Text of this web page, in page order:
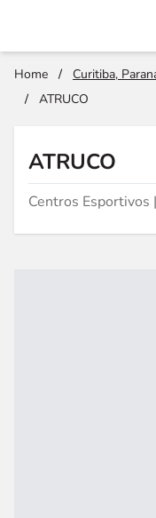
Home / Curitiba,
/
ATRUCO
ATRUCO
Centros Esportivos